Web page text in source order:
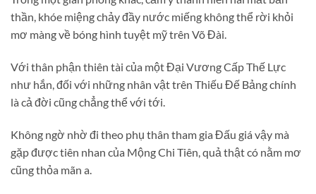
thần, khóe miệng chảy đầy nước miếng không thể rời khỏi
mơ màng về bóng hình tuyệt mỹ trên Võ Đài.
Với thân phận thiên tài của một Đại Vương Cấp Thế Lực
như hắn, đối với những nhân vật trên Thiếu Đế Bảng chính
là cả đời cũng chẳng thể với tới.
Không ngờ nhờ đi theo phụ thân tham gia Đấu giá vậy mà
gặp được tiên nhan của Mộng Chi Tiên, quả thật có nằm mơ
cũng thỏa mãn a.